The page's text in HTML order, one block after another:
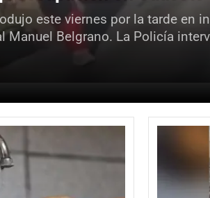
este viernes por la tarde en
Manuel Belgrano. La Policía